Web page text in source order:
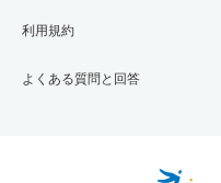
利用規約
よくある質問と回答